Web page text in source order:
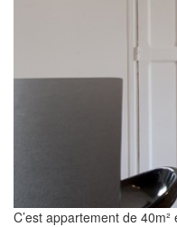
C’est appartement de